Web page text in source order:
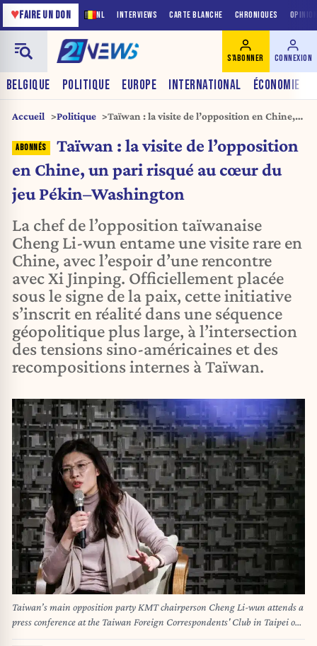
NL INTERVIEWS CARTE BLANCHE CHRONIQUES
♥FAIRE UN DON
BELGIQUE POLITIQUE EUROPE INTERNATIONAL ÉCONOMIE
S'ABONNER CONNEXION
Accueil Politique
Taïwan : la visite de l’opposition en Chine,
Washington
Taïwan : la visite de l’opposition
en Chine, un pari risqué au cœur du
jeu Pékin–Washington
La chef de l’opposition taïwanaise
Cheng Li-wun entame une visite rare en
Chine, avec l’espoir d’une rencontre
avec Xi Jinping. Officiellement placée
sous le signe de la paix, cette initiative
s’inscrit en réalité dans une séquence
géopolitique plus large, à l’intersection
des tensions sino-américaines et des
recompositions internes à Taïwan.
Taiwan’s main opposition party KMT chairperson Cheng Li-wun attends a
press conference at the Taiwan Foreign Correspondents' Club in Taipei on
March 23, 2026. I-Hwa Cheng / AFP